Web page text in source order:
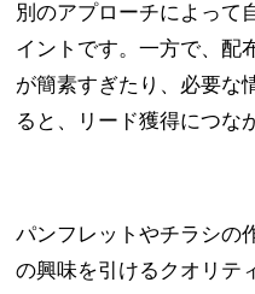
別のアプローチによって
イントです。一方で、配
が簡素すぎたり、必要な
ると、リード獲得につな
パンフレットやチラシの
の興味を引けるクオリテ